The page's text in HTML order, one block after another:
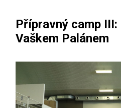
Přípravný camp
Vaškem Palánem